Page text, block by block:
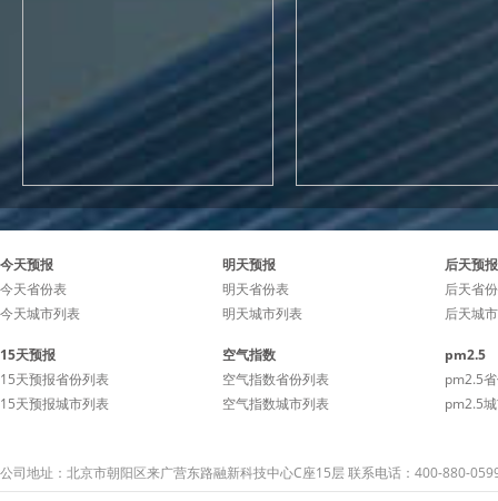
今天预报
今天省份表
今天城市列表
明天预报
明天省份表
明天城市列表
后天预报
后天省
后天城
15天预报
15天预报省份列表
15天预报城市列表
空气指数
空气指数省份列表
空气指数城市列表
pm2.5
pm2.5
pm2.5
公司地址：北京市朝阳区来广营东路融新科技中心C座15层 联系电话：400-880-